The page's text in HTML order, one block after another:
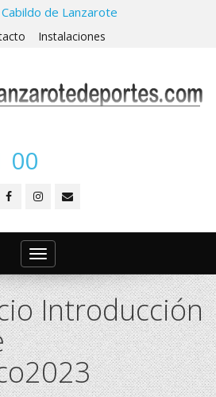
de Lanzarote
Instalaciones
00
Toggle
navigation
Introducción